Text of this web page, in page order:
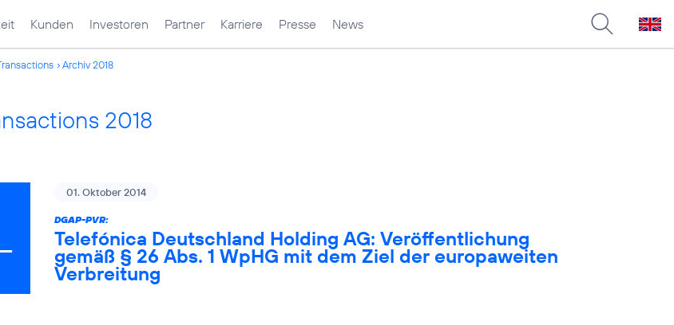
Kunden Investoren Partner Karriere Presse News
Archiv 2018
2018
01. Oktober 2014
DGAP-PVR:
Telefónica Deutschland Holding AG: Veröffentlichung
gemäß § 26 Abs. 1 WpHG mit dem Ziel der europaweiten
Verbreitung